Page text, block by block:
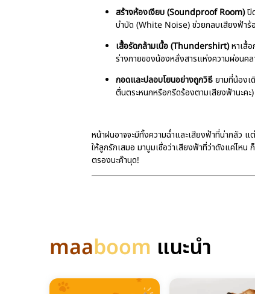
สร้างห้องเงียบ (Soundproof Room)ปิ
บำบัด (White Noise) ช่วยกลบเสียงฟ้าร้
เสื้อรัดกล้ามเนื้อ (Thundershirt)หาเสื้อ
ร่างกายของน้องหลั่งสารแห่งความผ่อนค
กอดและปลอบโยนอย่างถูกวิธียามที่น้องเ
ตื่นตระหนกหรือกรีดร้องตามเสียงฟ้านะคะ
หน้าฝนอาจจะมีทั้งความฉ่ำและเสียงฟ้าที่น่ากลัว
ให้ลูกรักเสมอ มาบูมเชื่อว่าเสียงฟ้าที่ว่าดังแค่ไห
ตรองนะค๊านุด!
maaboom แนะนำ